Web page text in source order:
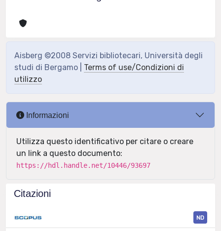
Aisberg ©2008 Servizi bibliotecari, Università degli
studi di Bergamo | Terms of use/Condizioni di
utilizzo
Informazioni
Utilizza questo identificativo per citare o creare
un link a questo documento:
https://hdl.handle.net/10446/93697
Citazioni
ND